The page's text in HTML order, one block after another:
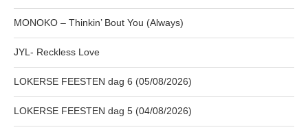
MONOKO – Thinkin’ Bout You (Always)
JYL- Reckless Love
LOKERSE FEESTEN dag 6 (05/08/2026)
LOKERSE FEESTEN dag 5 (04/08/2026)